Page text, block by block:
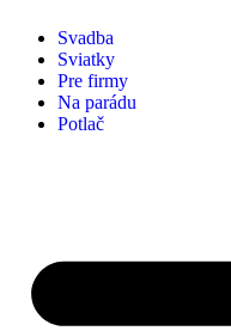
Svadba
Sviatky
Pre firmy
Na parádu
Potlač